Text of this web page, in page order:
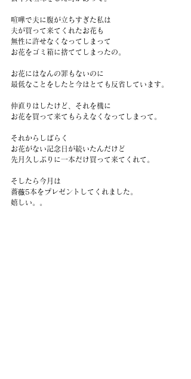
喧嘩で夫に腹が立ちすぎた私は
夫が買って来てくれたお花も
無性に許せなくなってしまって
お花をゴミ箱に捨ててしまったの。
お花にはなんの罪もないのに
最低なことをしたと今はとても反省しています。
仲直りはしたけど、それを機に
お花を買って来てもらえなくなってしまって。
それからしばらく
お花がない記念日が続いたんだけど
先月久しぶりに一本だけ買って来てくれて。
そしたら今月は
薔薇5本をプレゼントしてくれました。
嬉しい。。